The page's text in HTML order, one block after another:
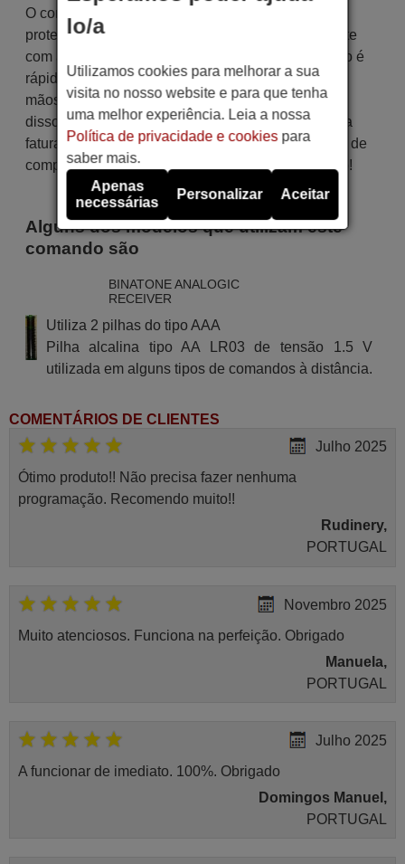
O controle remoto é cuidadosamente enviado
protegido em uma embalagem especial, juntamente
com as pilhas necessárias (se solicitadas). O envio é
rápido e seguro, garantindo que chegue às suas
mãos dentro do prazo de entrega indicado. Além
disso, você receberá a comodidade de receber sua
fatura diretamente em seu e-mail. Sua experiência de
compra será impecável desde o primeiro momento!
Alguns dos modelos que utilizam este
comando são
BINATONE ANALOGIC
RECEIVER
Utiliza 2 pilhas do tipo AAA
Pilha alcalina tipo AA LR03 de tensão 1.5 V
utilizada em alguns tipos de comandos à distância.
COMENTÁRIOS DE CLIENTES
Julho 2025
Ótimo produto!! Não precisa fazer nenhuma
programação. Recomendo muito!!
Rudinery,
PORTUGAL
Novembro 2025
Muito atenciosos. Funciona na perfeição. Obrigado
Manuela,
PORTUGAL
Julho 2025
A funcionar de imediato. 100%. Obrigado
Domingos Manuel,
PORTUGAL
lo/a
Utilizamos cookies para melhorar a sua
visita no nosso website e para que tenha
uma melhor experiência. Leia a nossa
Política de privacidade e cookiespara
saber mais.
Apenas
necessárias
Personalizar Aceitar